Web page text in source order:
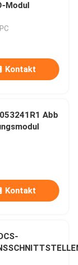
Modul
Kontakt
Abb
Kontakt